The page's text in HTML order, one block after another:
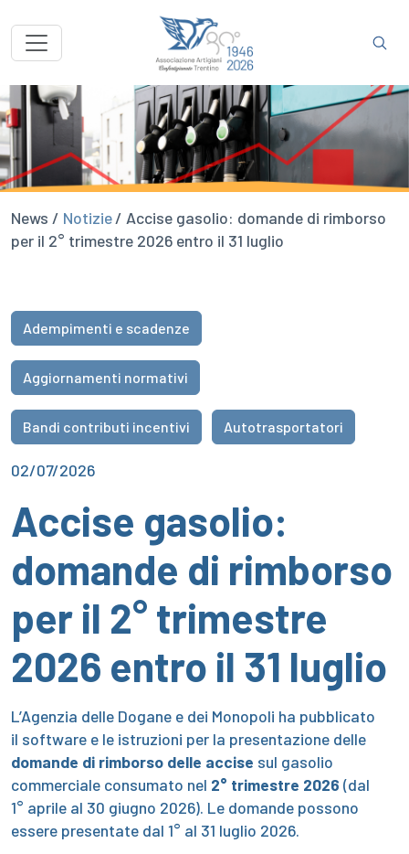
News / Notizie/ Accise gasolio: domande di rimborso
per il 2° trimestre 2026 entro il 31 luglio
Adempimenti e scadenze
Aggiornamenti normativi
Bandi contributi incentivi Autotrasportatori
02/07/2026
Accise gasolio:
domande di rimborso
per il 2° trimestre
2026 entro il 31 luglio
L’Agenzia delle Dogane e dei Monopoli ha pubblicato
il software e le istruzioni per la presentazione delle
domande di rimborso delle accise sul gasolio
commerciale consumato nel 2° trimestre 2026 (dal
1° aprile al 30 giugno 2026). Le domande possono
essere presentate dal 1° al 31 luglio 2026.